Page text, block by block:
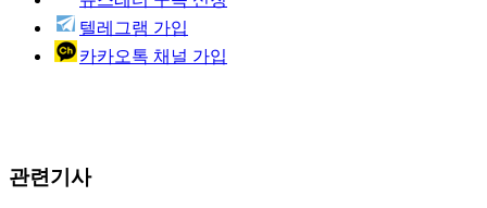
텔레그램 가입
카카오톡 채널 가입
관련기사